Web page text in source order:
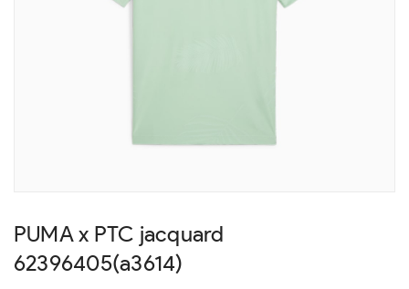
PUMA x PTC jacquard
62396405(a3614)